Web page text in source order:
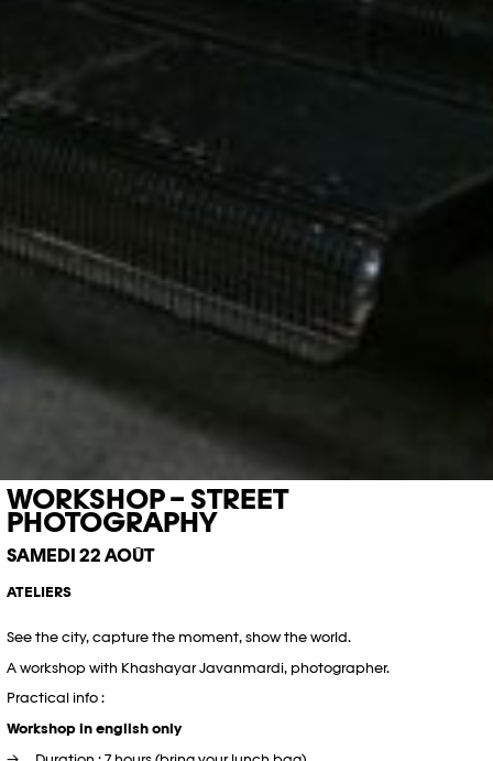
WORKSHOP – STREET
PHOTOGRAPHY
SAMEDI 22 AOÛT
ATELIERS
See the city, capture the moment, show the world.
A workshop with Khashayar Javanmardi, photographer.
Practical info :
Workshop in english only